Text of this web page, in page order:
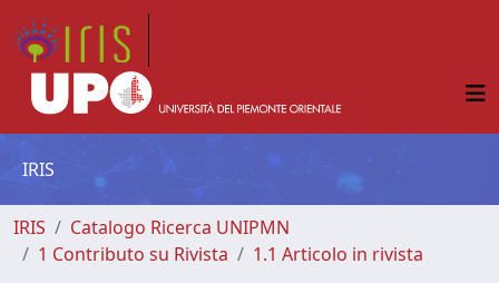
IRIS
IRIS
Catalogo Ricerca UNIPMN
1 Contributo su Rivista
1.1 Articolo in rivista